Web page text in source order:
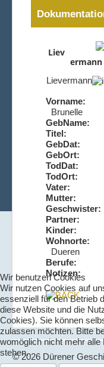
Liev
ermann
Lievermann
Vorname:
Brunelle
GebName:
Titel:
GebDat:
GebOrt:
TodDat:
TodOrt:
Vater:
Mutter:
Geschwister:
Partner:
Kinder:
Wohnorte:
Dueren
Berufe:
Notizen:
© 2026 Dürener
Wir benutzen Cookies
Wir nutzen Cookies auf
essenziell für den Betrieb
diese Website und die
Cookies). Sie können
zulassen möchten. Bitte
womöglich nicht mehr alle
stehen.